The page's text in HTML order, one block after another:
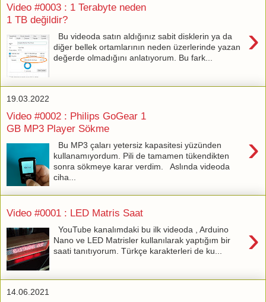
Video #0003 : 1 Terabyte neden
1 TB değildir?
›
Bu videoda satın aldığınız sabit disklerin ya da
diğer bellek ortamlarının neden üzerlerinde yazan
değerde olmadığını anlatıyorum. Bu fark...
19.03.2022
Video #0002 : Philips GoGear 1
GB MP3 Player Sökme
›
Bu MP3 çaları yetersiz kapasitesi yüzünden
kullanamıyordum. Pili de tamamen tükendikten
sonra sökmeye karar verdim. Aslında videoda
ciha...
Video #0001 : LED Matris Saat
›
YouTube kanalımdaki bu ilk videoda , Arduino
Nano ve LED Matrisler kullanılarak yaptığım bir
saati tanıtıyorum. Türkçe karakterleri de ku...
14.06.2021